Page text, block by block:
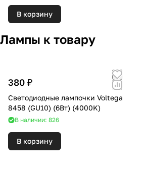
В корзину
Лампы к товару
380 ₽
Светодиодные лампочки Voltega
8458 (GU10) (6Вт) (4000K)
В наличии: 826
В корзину